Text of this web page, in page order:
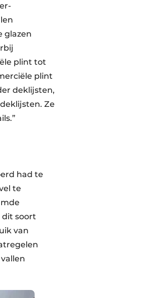
glazen
plint tot
plint
deklijsten,
Ze
had te
te
dit soort
van